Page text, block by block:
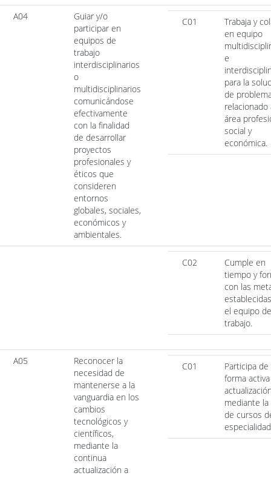
A04
Guiar y/o
participar en
equipos de
trabajo
interdisciplinarios
o
multidisciplinarios
comunicándose
efectivamente
con la finalidad
de desarrollar
proyectos
profesionales y
éticos que
consideren
entornos
globales, sociales,
económicos y
ambientales.
C01
Trabaja y
en equipo
e
para la
de
relacionado
área
social y
económica.
C02
Cumple en
tiempo y
con las
el equipo de
trabajo.
A05
Reconocer la
necesidad de
mantenerse a la
vanguardia en los
cambios
tecnológicos y
científicos,
mediante la
continua
actualización a
C01
Participa de
forma
mediante
de cursos